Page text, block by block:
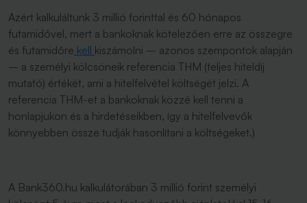
Azért kalkuláltunk 3 millió forinttal és 60 hónapos
futamidővel, mert a bankoknak kötelezően erre az összegre
és futamidőre kell kiszámolni – azonos szempontok alapján
– a személyi kölcsöneik referencia THM (teljes hiteldíj
mutató) értékét, ami a hitelfelvétel költségét jelzi. A
referencia THM-et a bankoknak közzé kell tenni a
honlapjukon és a hirdetéseikben, így a hitelfelvevők
könnyebben össze tudják hasonlítani a költségeket.)
A Bank360.hu kalkulátorában 3 millió forint személyi